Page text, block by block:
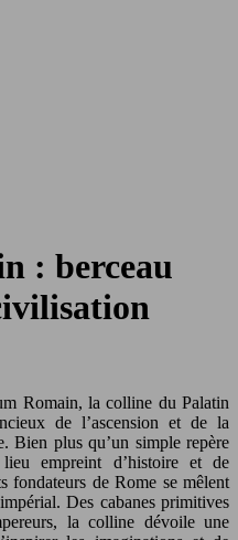
: berceau
Romain, la colline du Palatin
de l’ascension et de la
Bien plus qu’un simple repère
empreint d’histoire et de
fondateurs de Rome se mêlent
Des cabanes primitives
la colline dévoile une